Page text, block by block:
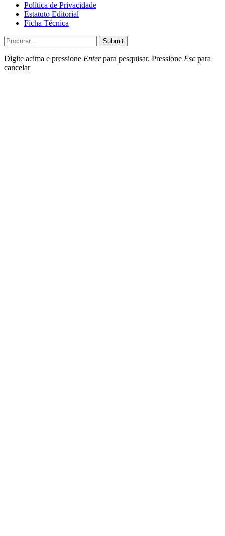
Política de Privacidade
Estatuto Editorial
Ficha Técnica
Submit
Digite acima e pressione Enterpara pesquisar. Pressione Esc para
cancelar